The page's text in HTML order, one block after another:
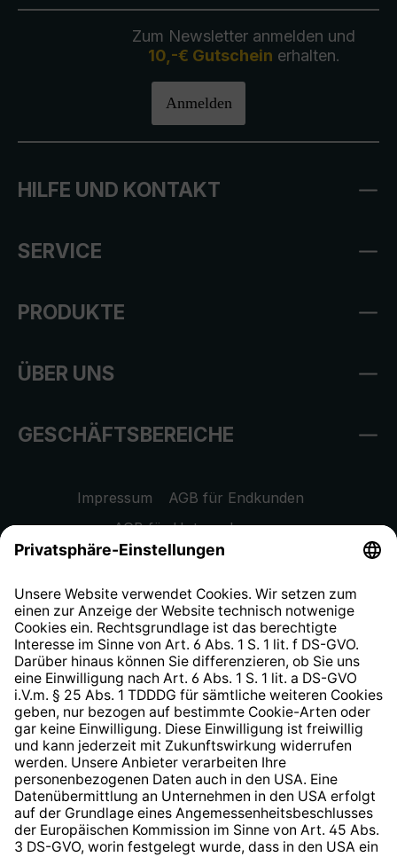
Zum Newsletter anmelden und
10,-€ Gutschein erhalten.
Anmelden
HILFE UND KONTAKT
SERVICE
PRODUKTE
ÜBER UNS
GESCHÄFTSBEREICHE
Impressum
AGB für Endkunden
AGB für Unternehmen
Datenschutzhinweis
Widerrufsrecht
Hinweisgeberschutzsystem
Barrierefreiheit